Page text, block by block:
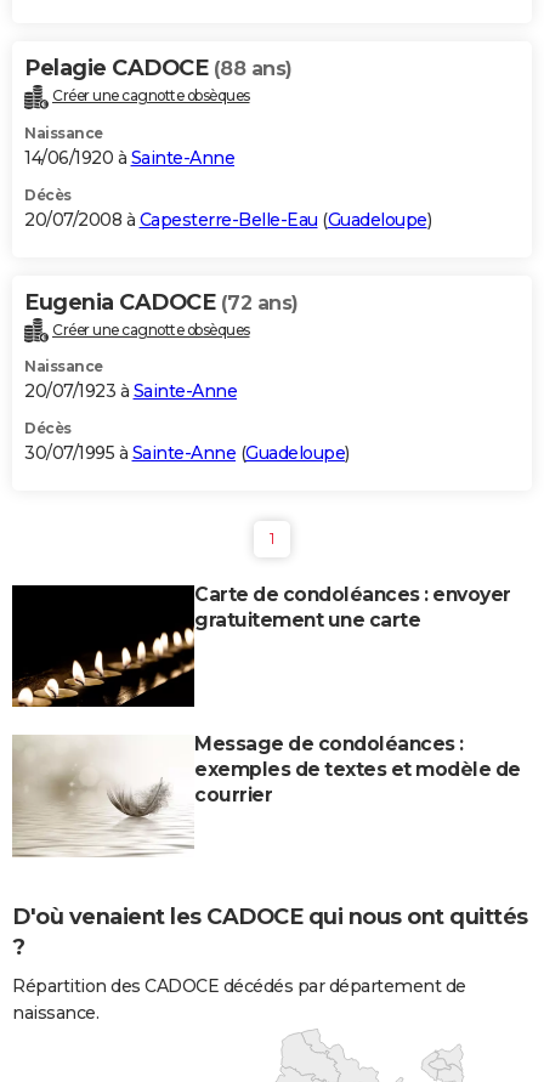
Pelagie CADOCE (88 ans)
Créer une cagnotte obsèques
Naissance
14/06/1920 à Sainte-Anne
Décès
20/07/2008 à Capesterre-Belle-Eau (Guadeloupe)
Eugenia CADOCE (72 ans)
Créer une cagnotte obsèques
Naissance
20/07/1923 à Sainte-Anne
Décès
30/07/1995 à Sainte-Anne (Guadeloupe)
1
Carte de condoléances : envoyer
gratuitement une carte
Message de condoléances :
exemples de textes et modèle de
courrier
D'où venaient les CADOCE qui nous ont quittés
?
Répartition des CADOCE décédés par département de
naissance.